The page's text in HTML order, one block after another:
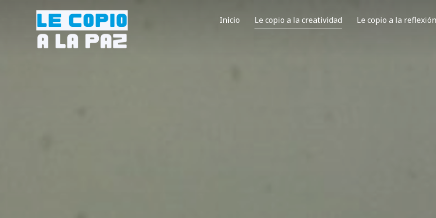
Inicio Le copio a la creatividad Le copio a la reflexión